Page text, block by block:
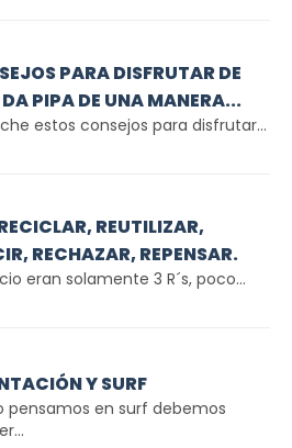
PARA DISFRUTAR DE
PIPA DE UNA MANERA...
estos consejos para disfrutar...
REUTILIZAR,
RECHAZAR, REPENSAR.
eran solamente 3 R´s, poco...
Y SURF
pensamos en surf debemos